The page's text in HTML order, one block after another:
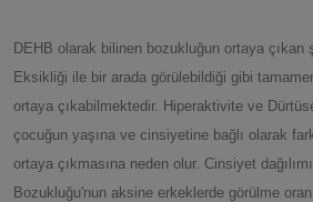
DEHB olarak bilinen bozukluğun ortaya çıkan
Eksikliği ile bir arada görülebildiği gibi
ortaya çıkabilmektedir. Hiperaktivite ve
çocuğun yaşına ve cinsiyetine bağlı olarak
ortaya çıkmasına neden olur. Cinsiyet
Bozukluğu'nun aksine erkeklerde görülme